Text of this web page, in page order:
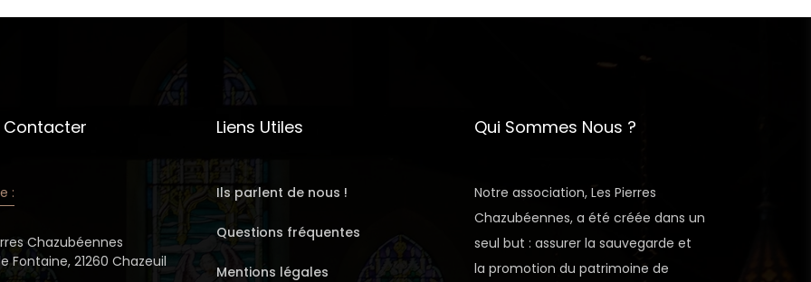
Contacter
:
Chazubéennes
Fontaine, 21260 Chazeuil
Liens Utiles
Ils parlent de nous !
Questions fréquentes
Mentions légales
Qui Sommes Nous ?
Notre association, Les Pierres
Chazubéennes, a été créée dans un
seul but : assurer la sauvegarde et
la promotion du patrimoine de